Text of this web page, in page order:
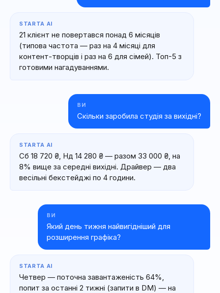
STARTA AI
21 клієнт не повертався понад 6 місяців
(типова частота — раз на 4 місяці для
контент-творців і раз на 6 для сімей). Топ-5 з
готовими нагадуваннями.
ВИ
Скільки заробила студія за вихідні?
STARTA AI
Сб 18 720 ₴, Нд 14 280 ₴ — разом 33 000 ₴, на
8% вище за середні вихідні. Драйвер — два
весільні бекстейджі по 4 години.
ВИ
Який день тижня найвигідніший для
розширення графіка?
STARTA AI
Четвер — поточна завантаженість 64%,
попит за останні 2 тижні (запити в DM) — на